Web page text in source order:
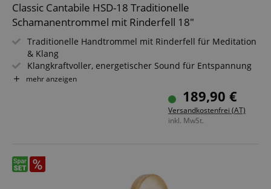
Classic Cantabile HSD-18 Traditionelle
Schamanentrommel mit Rinderfell 18"
Traditionelle Handtrommel mit Rinderfell für Meditation
& Klang
Klangkraftvoller, energetischer Sound für Entspannung
& Rituale
Größe: 18" (Ø 46 cm) für kräftige Basstöne & tiefe
Inklusive Haltevorrichtung - spiele bequem im Sitzen &
Ideal für Klangtherapie, Meditation & spirituelle Praxis
mehr anzeigen
189,90 €
Versandkostenfrei (AT)
inkl. MwSt.